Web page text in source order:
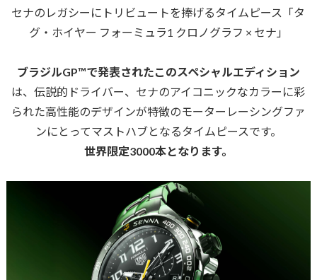
セナのレガシーにトリビュートを捧げるタイムピース「タ
グ・ホイヤー フォーミュラ1 クロノグラフ × セナ」
ブラジルGP™で発表されたこのスペシャルエディション
は、伝説的ドライバー、セナのアイコニックなカラーに彩
られた高性能のデザインが特徴のモーターレーシングファ
ンにとってマストハブとなるタイムピースです。
世界限定3000本となります。